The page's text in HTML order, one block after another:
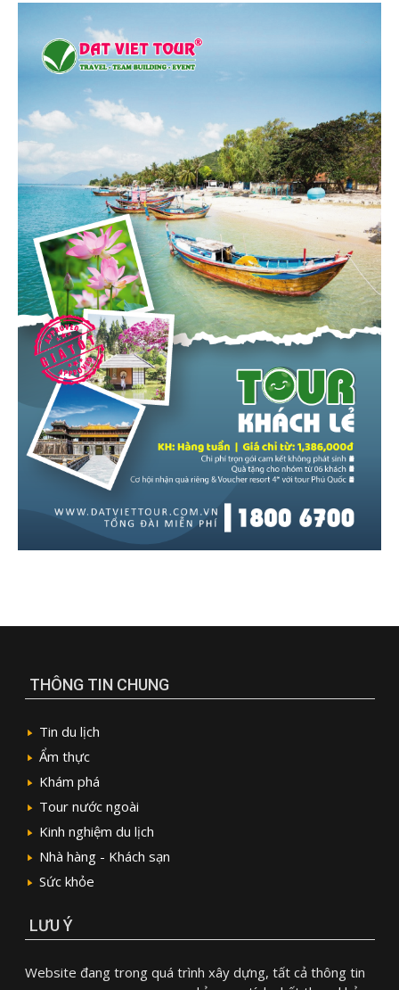
THÔNG TIN CHUNG
Tin du lịch
Ẩm thực
Khám phá
Tour nước ngoài
Kinh nghiệm du lịch
Nhà hàng - Khách sạn
Sức khỏe
LƯU Ý
Website đang trong quá trình xây dựng, tất cả thông tin